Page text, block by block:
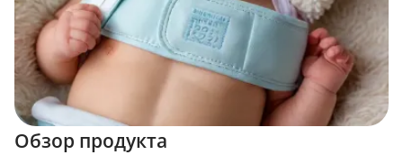
Обзор продукта